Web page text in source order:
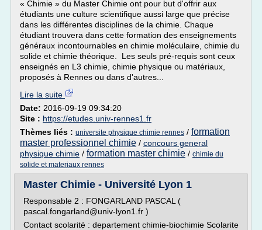
« Chimie » du Master Chimie ont pour but d'offrir aux
étudiants une culture scientifique aussi large que précise
dans les différentes disciplines de la chimie. Chaque
étudiant trouvera dans cette formation des enseignements
généraux incontournables en chimie moléculaire, chimie du
solide et chimie théorique. Les seuls pré-requis sont ceux
enseignés en L3 chimie, chimie physique ou matériaux,
proposés à Rennes ou dans d'autres...
Lire la suite
Date: 2016-09-19 09:34:20
Site : https://etudes.univ-rennes1.fr
Thèmes liés : universite physique chimie rennes / formation
master professionnel chimie / concours general
physique chimie / formation master chimie / chimie du
solide et materiaux rennes
Master Chimie - Université Lyon 1
Responsable 2 : FONGARLAND PASCAL (
pascal.fongarland@univ-lyon1.fr )
Contact scolarité : departement chimie-biochimie Scolarite